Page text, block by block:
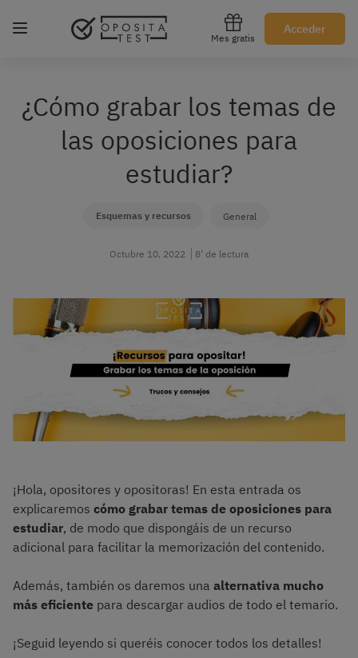
Mes gratis
Acceder
Regístrate gratis
¿Cómo grabar los temas de
las oposiciones para
estudiar?
Esquemas y recursos General
Octubre 10, 2022 8’ de lectura
¡Hola, opositores y opositoras! En esta entrada os
explicaremos cómo grabar temas de oposiciones para
estudiar, de modo que dispongáis de un recurso
adicional para facilitar la memorización del contenido.
Además, también os daremos una alternativa mucho
más eficiente para descargar audios de todo el temario.
¡Seguid leyendo si queréis conocer todos los detalles!